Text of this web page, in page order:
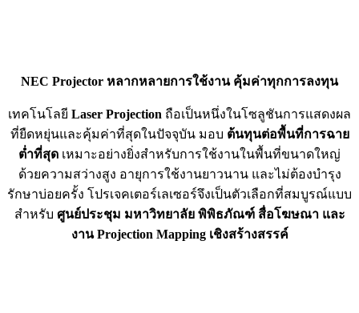
NEC Projector หลากหลายการใช้งาน คุ้มค่าทุกการลงทุน
เทคโนโลยี Laser Projection ถือเป็นหนึ่งในโซลูชันการแสดงผล
ที่ยืดหยุ่นและคุ้มค่าที่สุดในปัจจุบัน มอบ ต้นทุนต่อพื้นที่การฉาย
ต่ำที่สุด เหมาะอย่างยิ่งสำหรับการใช้งานในพื้นที่ขนาดใหญ่
ด้วยความสว่างสูง อายุการใช้งานยาวนาน และไม่ต้องบำรุง
รักษาบ่อยครั้ง โปรเจคเตอร์เลเซอร์จึงเป็นตัวเลือกที่สมบูรณ์แบบ
สำหรับ ศูนย์ประชุม มหาวิทยาลัย พิพิธภัณฑ์ สื่อโฆษณา และ
งาน Projection Mapping เชิงสร้างสรรค์